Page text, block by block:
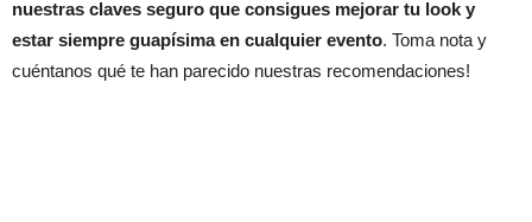
nuestras claves seguro que consigues mejorar tu look y
estar siempre guapísima en cualquier evento. Toma nota y
cuéntanos qué te han parecido nuestras recomendaciones!